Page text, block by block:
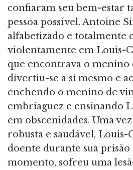
confiaram seu bem-estar
pessoa possível. Antoine
alfabetizado e totalmente
violentamente em Louis-
que encontrava o menino
divertiu-se a si mesmo e
enchendo o menino de
embriaguez e ensinando
em obscenidades. Uma
robusta e saudável, Louis-
doente durante sua
momento, sofreu uma